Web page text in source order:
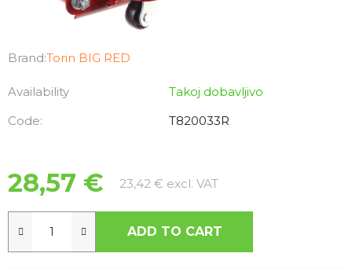
Brand:Torin BIG RED
Availability
Takoj dobavljivo
Code:
T820033R
28,57 € 23,42 € excl. VATMeasure price:
ADD TO CART